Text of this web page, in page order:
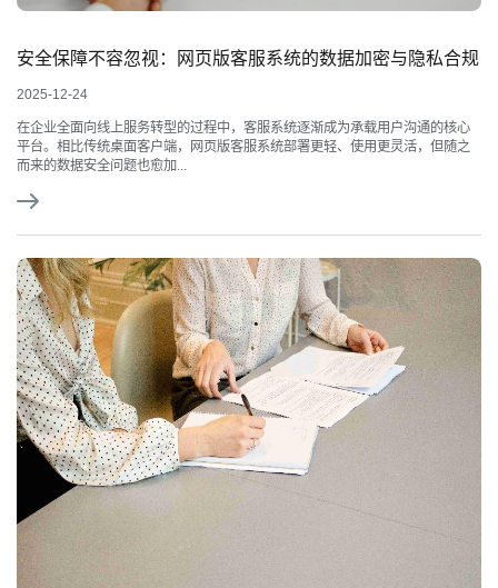
安全保障不容忽视：网页版客服系统的数据加密与隐私合规
2025-12-24
在企业全面向线上服务转型的过程中，客服系统逐渐成为承载用户沟通的核心
平台。相比传统桌面客户端，网页版客服系统部署更轻、使用更灵活，但随之
而来的数据安全问题也愈加...